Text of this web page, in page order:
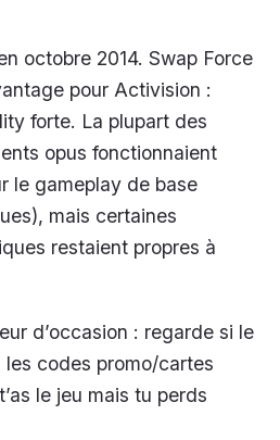
octobre 2014. Swap Force
pour Activision :
forte. La plupart des
opus fonctionnaient
le gameplay de base
mais certaines
restaient propres à
d’occasion : regarde si le
codes promo/cartes
le jeu mais tu perds